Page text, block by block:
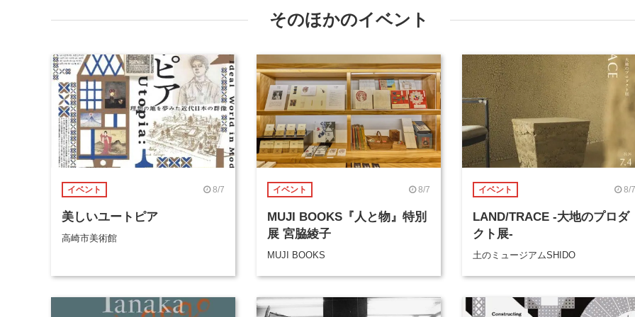
そのほかのイベント
イベント 8/7
美しいユートピア
高崎市美術館
イベント 8/7
MUJI BOOKS『人と物』特別
展 宮脇綾子
MUJI BOOKS
イベント 8/7
LAND/TRACE -大地のプロダ
クト展-
土のミュージアムSHIDO